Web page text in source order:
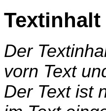
Der
vorn Text
Der Text ist